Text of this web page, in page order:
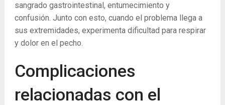
sangrado gastrointestinal, entumecimiento y
confusión. Junto con esto, cuando el problema llega a
sus extremidades, experimenta dificultad para respirar
y dolor en el pecho.
Complicaciones
relacionadas con el